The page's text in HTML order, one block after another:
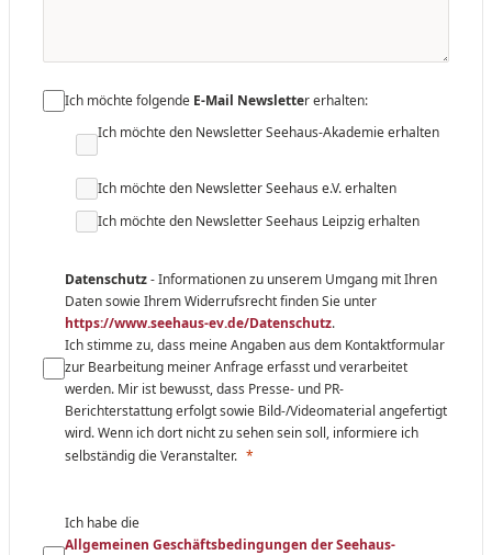
Ich möchte folgende E-Mail Newsletter erhalten:
Ich möchte den Newsletter Seehaus-Akademie erhalten
Ich möchte den Newsletter Seehaus e.V. erhalten
Ich möchte den Newsletter Seehaus Leipzig erhalten
Datenschutz- Informationen zu unserem Umgang mit Ihren
Daten sowie Ihrem Widerrufsrecht finden Sie unter
https://www.seehaus-ev.de/Datenschutz.
Ich stimme zu, dass meine Angaben aus dem Kontaktformular
zur Bearbeitung meiner Anfrage erfasst und verarbeitet
werden. Mir ist bewusst, dass Presse- und PR-
Berichterstattung erfolgt sowie Bild-/Videomaterial angefertigt
wird. Wenn ich dort nicht zu sehen sein soll, informiere ich
selbständig die Veranstalter.
Ich habe die
Allgemeinen Geschäftsbedingungen der Seehaus-